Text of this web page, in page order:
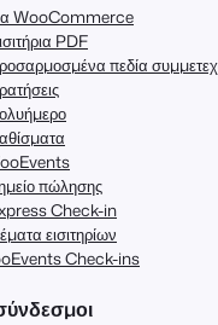
WooCommerce
PDF
πεδία
πώλησης
Check-in
εισιτηρίων
Check-ins